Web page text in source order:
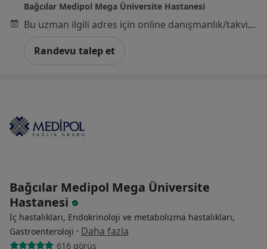
Bağcılar Medipol Mega Üniversite Hastanesi
Bu uzman ilgili adres için online danışmanlık/takvim sunmuyor.
Randevu talep et
Bağcılar Medipol Mega Üniversite
Hastanesi
İç hastalıkları, Endokrinoloji ve metabolizma hastalıkları,
Gastroenteroloji · Daha fazla
616 görüş